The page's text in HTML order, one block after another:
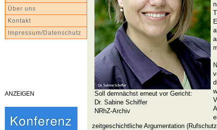
Über uns
Kontakt
Impressum/Datenschutz
ANZEIGEN
Soll demnächst erneut vor Gericht:
Dr. Sabine Schiffer
NRhZ-Archiv
zeitgeschichtliche Argumentation